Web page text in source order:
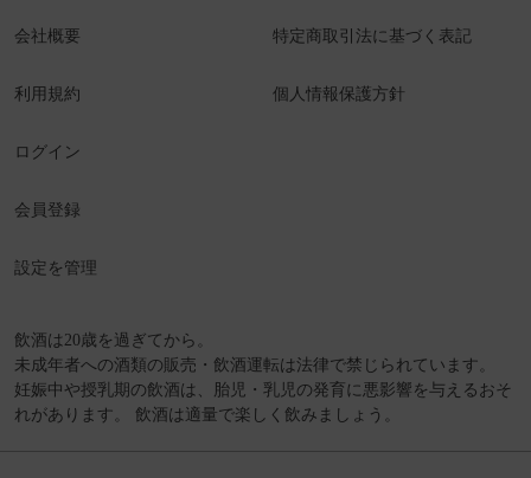
会社概要 特定商取引法に基づく表記
利用規約 個人情報保護方針
ログイン
会員登録
設定を管理
飲酒は20歳を過ぎてから。
未成年者への酒類の販売・飲酒運転は法律で禁じられています。
妊娠中や授乳期の飲酒は、胎児・乳児の発育に悪影響を与えるおそ
れがあります。 飲酒は適量で楽しく飲みましょう。